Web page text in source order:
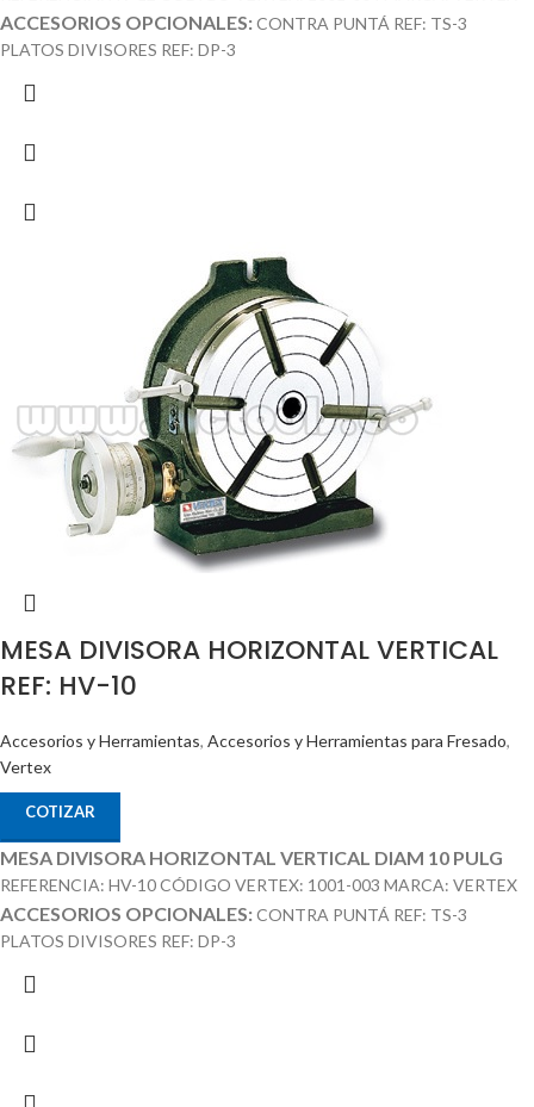
ACCESORIOS OPCIONALES:CONTRA PUNTÁ REF: TS-3
PLATOS DIVISORES REF: DP-3
MESA DIVISORA HORIZONTAL VERTICAL
REF: HV-10
Accesorios y Herramientas, Accesorios y Herramientas para Fresado,
Vertex
COTIZAR
MESA DIVISORA HORIZONTAL VERTICAL DIAM 10 PULG
REFERENCIA: HV-10 CÓDIGO VERTEX: 1001-003 MARCA: VERTEX
ACCESORIOS OPCIONALES:CONTRA PUNTÁ REF: TS-3
PLATOS DIVISORES REF: DP-3